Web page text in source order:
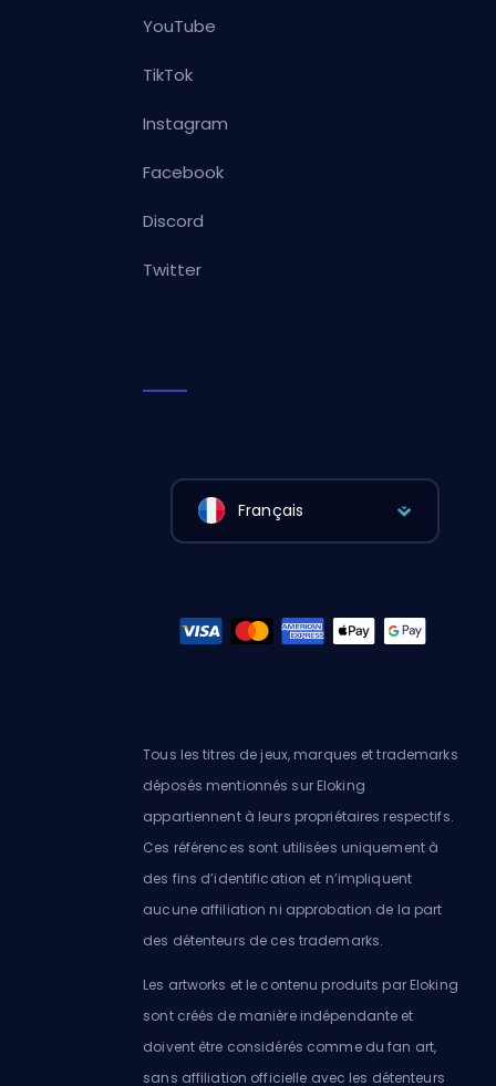
YouTube
TikTok
Instagram
Facebook
Discord
Twitter
Français
Tous les titres de jeux, marques et trademarks
déposés mentionnés sur Eloking
appartiennent à leurs propriétaires respectifs.
Ces références sont utilisées uniquement à
des fins d’identification et n’impliquent
aucune affiliation ni approbation de la part
des détenteurs de ces trademarks.
Les artworks et le contenu produits par Eloking
sont créés de manière indépendante et
doivent être considérés comme du fan art,
sans affiliation officielle avec les détenteurs